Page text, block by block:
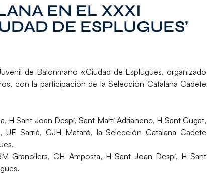
EN EL XXXI
DE ESPLUGUES’
de Balonmano «Ciudad de Esplugues, organizado
con la participación de la Selección Catalana Cadete
H Sant Joan Despí, Sant Martí Adrianenc, H Sant Cugat,
Sarrià, CJH Mataró, la Selección Catalana Cadete
Granollers, CH Amposta, H Sant Joan Despí, H Sant